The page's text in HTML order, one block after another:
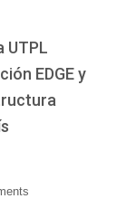
UTPL
EDGE y